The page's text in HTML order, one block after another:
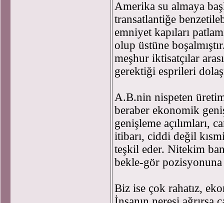
Amerika su almaya
transatlantiğe
emniyet kapıları
olup üstüne
meşhur iktisatçılar
gerektiği esprileri
A.B.nin nispeten
beraber ekonomik
genişleme açılımları,
itibarı, ciddi değil
teşkil eder. Nitekim
bekle-gör
Biz ise çok rahatız,